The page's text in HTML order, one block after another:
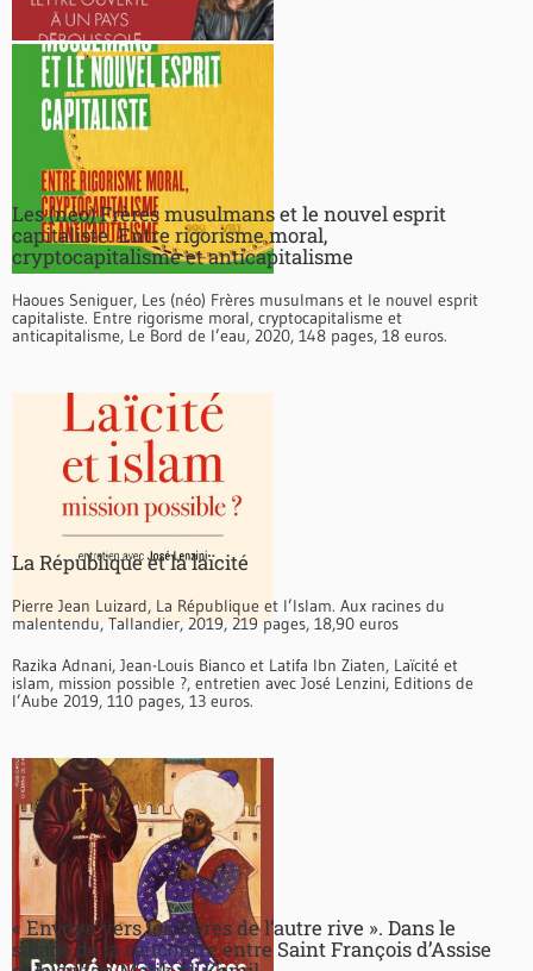
Les (néo) Frères musulmans et le nouvel esprit
capitaliste. Entre rigorisme moral,
cryptocapitalisme et anticapitalisme
Haoues Seniguer, Les (néo) Frères musulmans et le nouvel esprit
capitaliste. Entre rigorisme moral, cryptocapitalisme et
anticapitalisme, Le Bord de l’eau, 2020, 148 pages, 18 euros.
La République et la laïcité
Pierre Jean Luizard, La République et l’Islam. Aux racines du
malentendu, Tallandier, 2019, 219 pages, 18,90 euros
Razika Adnani, Jean-Louis Bianco et Latifa Ibn Ziaten, Laïcité et
islam, mission possible ?, entretien avec José Lenzini, Editions de
l’Aube 2019, 110 pages, 13 euros.
« Envoyé vers les frères de l’autre rive ». Dans le
sillage de la rencontre entre Saint François d’Assise